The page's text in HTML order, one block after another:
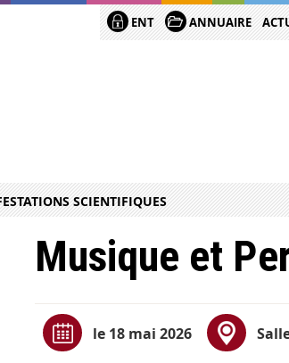
ENT ANNUAIRE
SCIENTIFIQUES
Musique et
le 18 mai 2026